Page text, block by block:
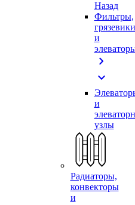
Назад
Фильтры,
грязевики
и
chevron_right
expand_more
и
узлы
Радиаторы,
конвекторы
и